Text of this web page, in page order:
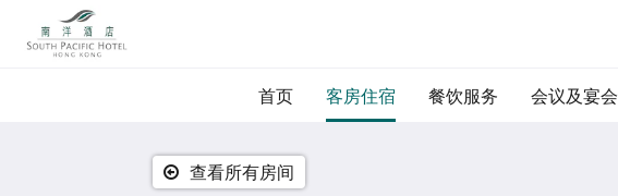
首页 客房住宿 餐饮服务 会议及宴会
查看所有房间